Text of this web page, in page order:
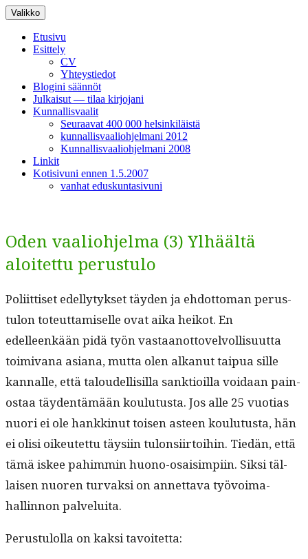
Siirry
sisältöön
Valikko
Etusivu
Esittely
CV
Yhteystiedot
Blogini säännöt
Julkaisut — tilaa kirjojani
Kunnallisvaalit
Seuraavat 400 000 helsinkiläistä
kunnallisvaaliohjelmani 2012
Kunnallisvaaliohjelmani 2008
Linkit
Kotisivuni ennen 1.5.2007
vanhat eduskuntasivuni
Oden vaaliohjelma (3) Ylhäältä
aloitettu perustulo
Poli­it­tiset edel­ly­tyk­set täy­den ja ehdot­toman perus­
tu­lon toteut­tamiselle ovat aika heikot. En
edelleenkään pidä työn vas­taan­ot­tovelvol­lisu­ut­ta
toimi­vana asiana, mut­ta olen alka­nut taipua sille
kan­nalle, että taloudel­lisil­la sank­tioil­la voidaan pain­
os­taa täy­den­tämään koulu­tus­ta. Jos alle 25 vuo­tias
nuori ei ole han­kkin­ut toisen asteen koulu­tus­ta, hän
ei olisi oikeutet­tu täysi­in tulon­si­ir­toi­hin. Tiedän, että
tämä iskee pahim­min huono-osaisimpi­in. Sik­si täl­
laisen nuoren tur­vak­si on annet­ta­va työvoima­
hallinnon palveluita.
Perus­tu­lol­la on kak­si tavoitetta: